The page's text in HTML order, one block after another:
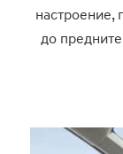
настроение,
до